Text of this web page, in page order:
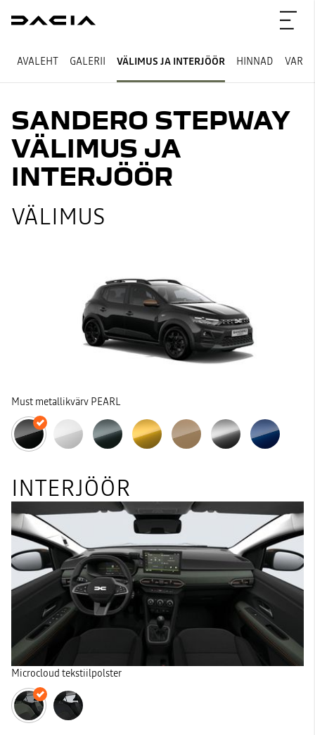
AVALEHT GALERII VÄLIMUS JA INTERJÖÖR HINNAD
SANDERO STEPWAY
VÄLIMUS JA
INTERJÖÖR
VÄLIMUS
Must metallikvärv PEARL
INTERJÖÖR
Microcloud tekstiilpolster